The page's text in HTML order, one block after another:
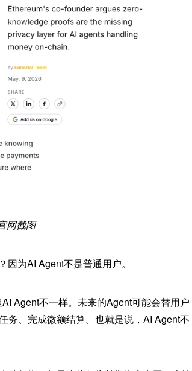
网截图
为AI Agent不是普通用户。
Agent不一样。未来的Agent可能会替用户
务、完成微额结算。也就是说，AI Agent不